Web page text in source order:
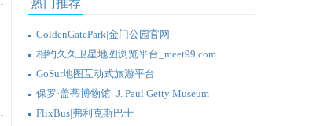
热门推荐
GoldenGatePark|金门公园官网
相约久久卫星地图浏览平台_meet99.com
GoSur地图互动式旅游平台
保罗·盖蒂博物馆_J. Paul Getty Museum
FlixBus|弗利克斯巴士